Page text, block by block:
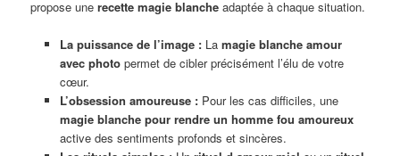
propose unerecette magie blanche adaptée à chaque situation.
La puissance de l’image :La magie blanche amour
avec photopermet de cibler précisément l’élu de votre
cœur.
L’obsession amoureuse :Pour les cas difficiles, une
magie blanche pour rendre un homme fou amoureux
active des sentiments profonds et sincères.